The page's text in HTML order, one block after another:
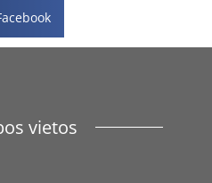
vietos